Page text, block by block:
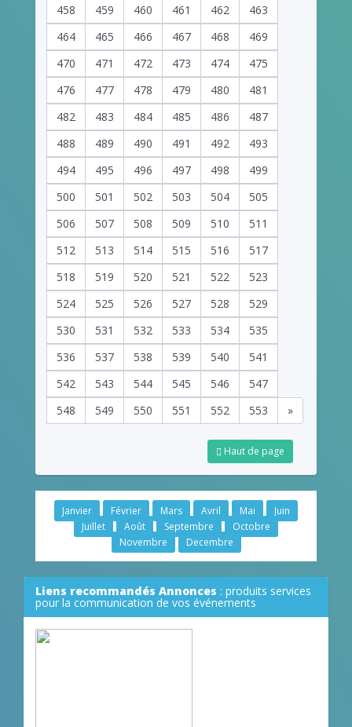
458 459 460 461 462
463
464
465 466 467 468
469
470
471 472 473 474
475
476
477 478 479 480
481
482
483 484 485 486
487
488
489 490 491 492
493
494
495 496 497 498
499
500
501 502 503 504
505
506
507 508 509 510
511
512
513 514 515 516
517
518
519 520 521 522
523
524
525 526 527 528
529
530
531 532 533 534
535
536
537 538 539 540
541
542
543 544 545 546
547
548
549 550 551 552 553 »
Haut de page
Janvier Février Mars Avril Mai
Juin
Juillet
Août Septembre
Octobre
Novembre
Decembre
Liens recommandés Annonces : produits services
pour la communication de vos événements